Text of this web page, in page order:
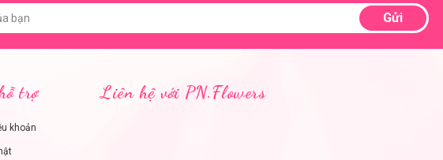
Gửi
trợ
khoản
Liên hệ với PN.Flowers